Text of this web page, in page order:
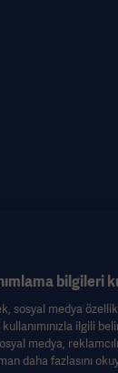
bilgileri
sosyal medya
ilgili
medya,
daha fazlasını